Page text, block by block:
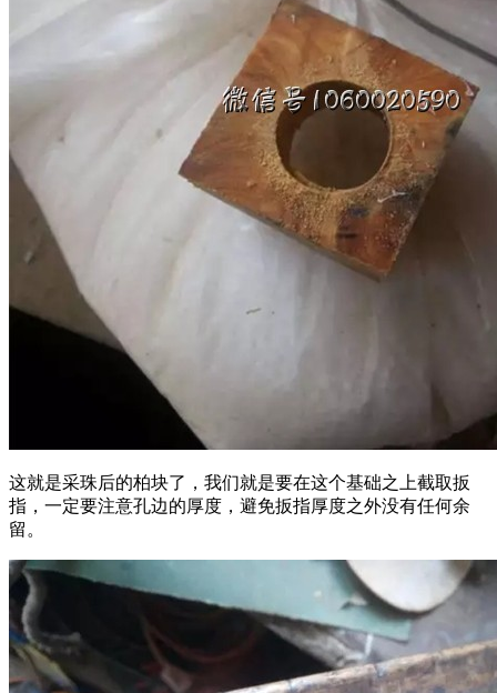
这就是采珠后的柏块了，我们就是要在这个基础之上截取扳
指，一定要注意孔边的厚度，避免扳指厚度之外没有任何余
留。